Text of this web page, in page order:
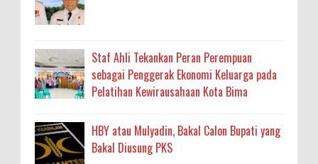
Staf Ahli Tekankan Peran Perempuan
sebagai Penggerak Ekonomi Keluarga pada
Pelatihan Kewirausahaan Kota Bima
HBY atau Mulyadin, Bakal Calon Bupati yang
Bakal Diusung PKS